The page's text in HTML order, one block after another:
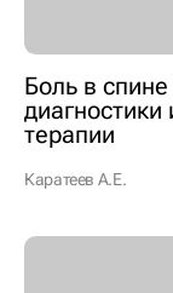
Боль в
терапии
Каратеев А.Е.